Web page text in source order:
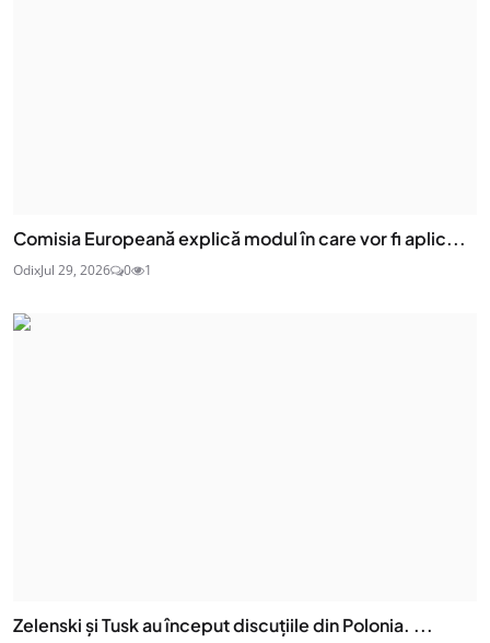
Comisia Europeană explică modul în care vor fi aplic...
OdixJul 29, 2026 0 1
Zelenski și Tusk au început discuțiile din Polonia. ...